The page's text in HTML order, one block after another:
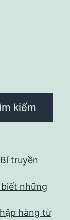
kiếm
truyền
những
hàng từ